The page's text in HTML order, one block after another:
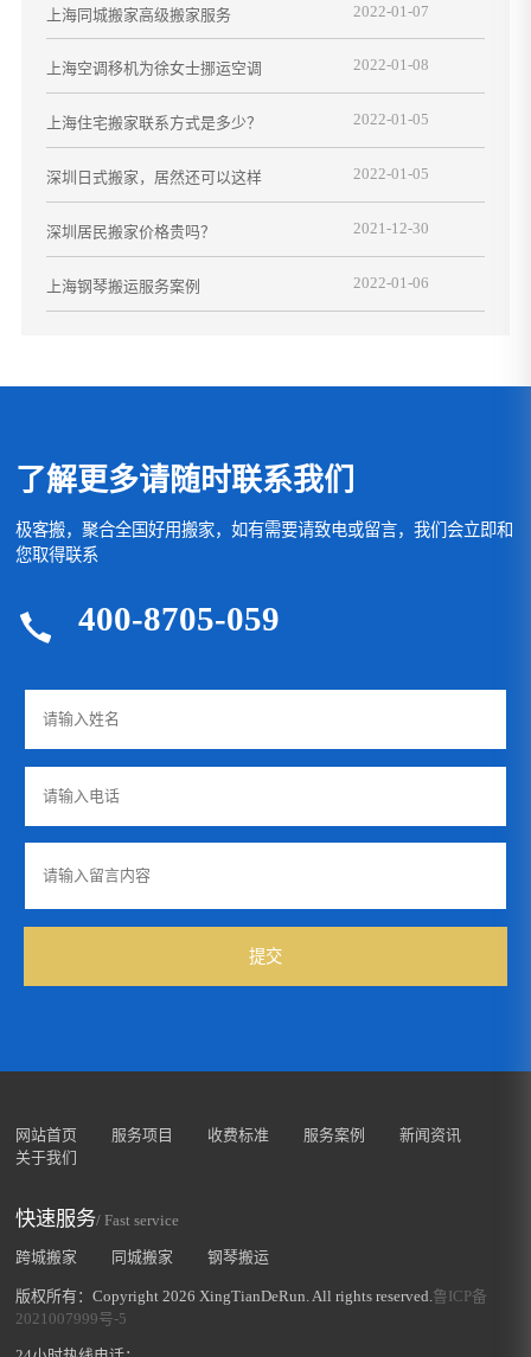
上海同城搬家高级搬家服务 2022-01-07
上海空调移机为徐女士挪运空调 2022-01-08
上海住宅搬家联系方式是多少？ 2022-01-05
深圳日式搬家，居然还可以这样 2022-01-05
深圳居民搬家价格贵吗？ 2021-12-30
上海钢琴搬运服务案例 2022-01-06
了解更多请随时联系我们
极客搬，聚合全国好用搬家，如有需要请致电或留言，我们会立即和
您取得联系
400-8705-059
提交
网站首页 服务项目 收费标准 服务案例
新闻资讯
关于我们
快速服务/ Fast service
跨城搬家 同城搬家 钢琴搬运
版权所有：Copyright 2026 XingTianDeRun. All rights reserved.鲁ICP备
2021007999号-5